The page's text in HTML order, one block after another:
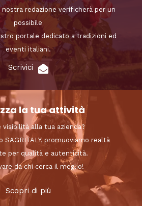
redazione verificherà per un
possibile
portale dedicato a tradizioni ed
eventi italiani.
Scrivici
la tua attività
visibilità alla tua azienda?
SAGRITALY, promuoviamo realtà
per qualità e autenticità.
da chi cerca il meglio!
Scopri di più